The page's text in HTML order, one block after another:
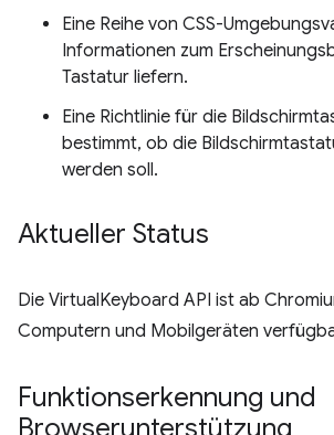
Eine Reihe von CSS-
Informationen zum
Tastatur liefern.
Eine Richtlinie für die
bestimmt, ob die
werden soll.
Aktueller Status
Die VirtualKeyboard API ist ab
Computern und Mobilgeräten
Funktionserkennung und